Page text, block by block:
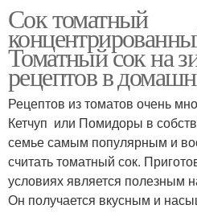
Сок томатный
Томатный сок на
рецептов в
Рецептов из томатов очень
Кетчуп или Помидоры в
семье самым популярным и
считать томатный сок.
условиях является полезным
Он получается вкусным и